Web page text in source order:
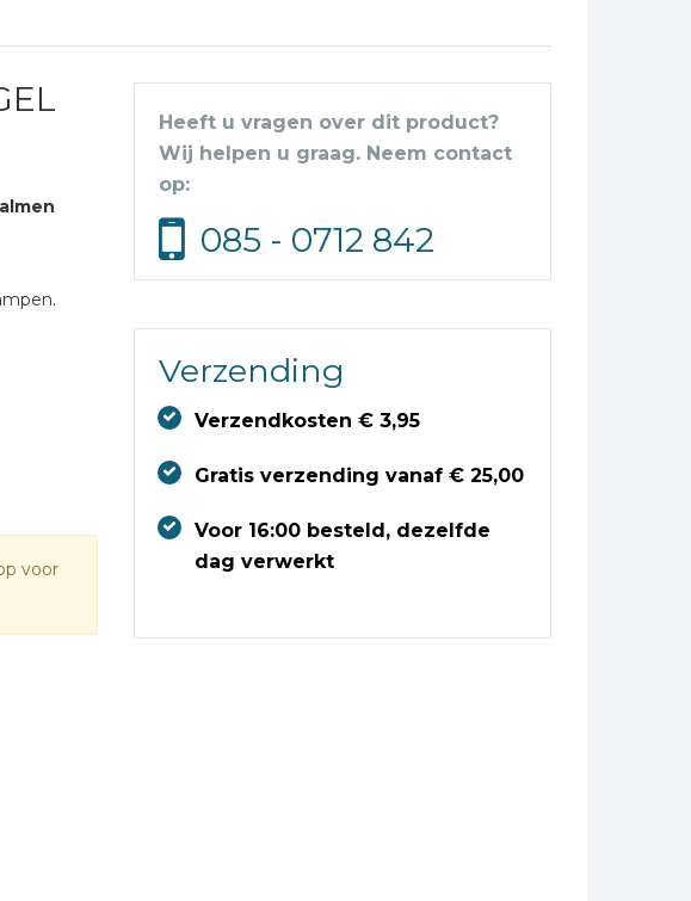
voor
Heeft u vragen over dit product?
Wij helpen u graag. Neem contact
op:
085 - 0712 842
Verzending
Verzendkosten € 3,95
Gratis verzending vanaf € 25,00
Voor 16:00 besteld, dezelfde
dag verwerkt